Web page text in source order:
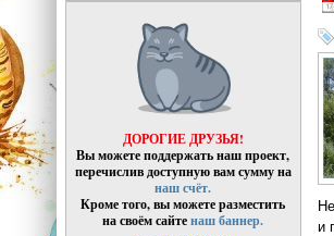
и
ДОРОГИЕ ДРУЗЬЯ!
Вы можете поддержать наш проект,
перечислив доступную вам сумму на
наш счёт.
Кроме того, вы можете разместить
на своём сайтенаш баннер.